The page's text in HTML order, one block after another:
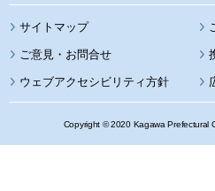
サイトマップ
ウェブアクセシビリティ方針
Copyright © 2020 Kagawa Prefectural